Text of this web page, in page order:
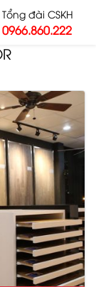
Tổng đài CSKH
0966.860.222